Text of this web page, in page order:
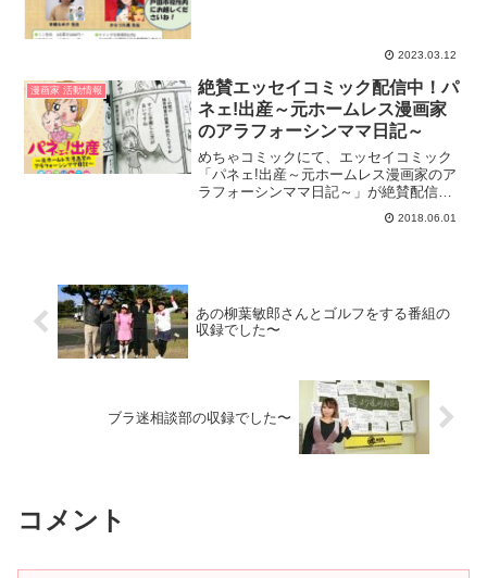
2023.03.12
漫画家 活動情報
絶賛エッセイコミック配信中！パ
ネェ!出産～元ホームレス漫画家
のアラフォーシンママ日記～
めちゃコミックにて、エッセイコミック
「パネェ!出産～元ホームレス漫画家のア
ラフォーシンママ日記～」が絶賛配信中
です。浜田ブリトニーが妊娠&出産！全て
のママ&未来のママたちに贈る、波乱万丈
2018.06.01
あの柳葉敏郎さんとゴルフをする番組の
収録でした〜
ブラ迷相談部の収録でした〜
コメント